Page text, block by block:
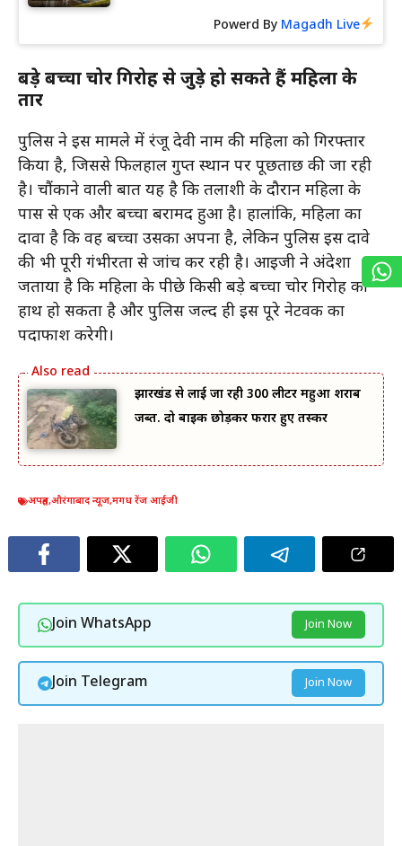
Powerd By Magadh Live
बड़े बच्चा चोर गिरोह से जुड़े हो सकते हैं महिला के
तार
पुलिस ने इस मामले में रंजू देवी नाम की महिला को गिरफ्तार
किया है, जिससे फिलहाल गुप्त स्थान पर पूछताछ की जा रही
है। चौंकाने वाली बात यह है कि तलाशी के दौरान महिला के
पास से एक और बच्चा बरामद हुआ है। हालांकि, महिला का
दावा है कि वह बच्चा उसका अपना है, लेकिन पुलिस इस दावे
की भी पूरी गंभीरता से जांच कर रही है। आईजी ने अंदेशा
जताया है कि महिला के पीछे किसी बड़े बच्चा चोर गिरोह का
हाथ हो सकता है और पुलिस जल्द ही इस पूरे नेटवर्क का
पर्दाफाश करेगी।
झारखंड से लाई जा रही 300 लीटर महुआ शराब
जब्त. दो बाइक छोड़कर फरार हुए तस्कर
अपहृत,औरंगाबाद न्यूज,मगध रेंज आईजी
Join WhatsApp Join Now
Join Telegram Join Now